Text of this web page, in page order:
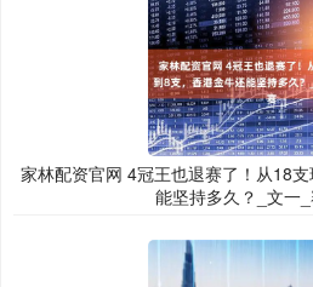
家林配资官网 4冠王也退赛了！从18
能坚持多久？_文一